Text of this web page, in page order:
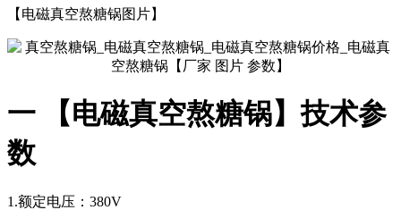
【电磁真空熬糖锅图片】
一 【电磁真空熬糖锅】技术参
数
1.额定电压：380V